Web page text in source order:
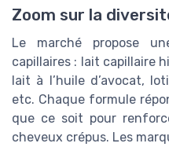
Zoom sur la
Le marché propose
capillaires : lait capillaire
lait à l’huile d’avocat,
etc. Chaque formule
que ce soit pour
cheveux crépus. Les